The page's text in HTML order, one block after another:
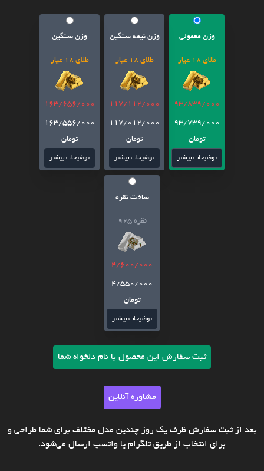
وزن معمولی
طلای 18 عیار
93/839/000
93/739/000
تومان
توضیحات بیشتر
وزن نیمه سنگین
طلای 18 عیار
117/112/000
117/012/000
تومان
توضیحات بیشتر
وزن سنگین
طلای 18 عیار
163/656/000
163/556/000
تومان
توضیحات بیشتر
ساخت نقره
نقره 925
4/600/000
4/550/000
تومان
توضیحات بیشتر
ثبت سفارش این محصول با نام دلخواه شما
مشاوره آنلاین
بعد از ثبت سفارش ظرف یک روز چندین مدل مختلف برای شما طراحی و
برای انتخاب از طریق تلگرام یا واتسپ ارسال می‌شود.